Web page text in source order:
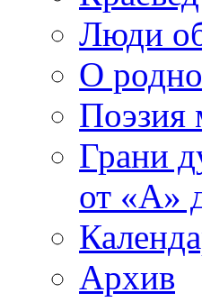
Люди
О
Поэзия
Грани
от «А»
Архив